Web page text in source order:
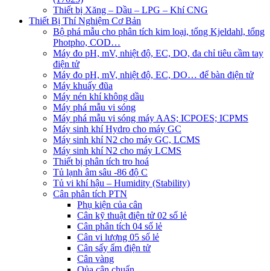
Thiết bị Xăng – Dầu – LPG – Khí CNG
Thiết Bị Thí Nghiệm Cơ Bản
Bộ phá mẫu cho phân tích kim loại, tổng Kjeldahl, tổng
Photpho, COD…
Máy đo pH, mV, nhiệt độ, EC, DO, đa chỉ tiêu cầm tay
điện tử
Máy đo pH, mV, nhiệt độ, EC, DO… để bàn điện tử
Máy khuấy đũa
Máy nén khí không dầu
Máy phá mẫu vi sóng
Máy phá mẫu vi sóng máy AAS; ICPOES; ICPMS
Máy sinh khí Hydro cho máy GC
Máy sinh khí N2 cho máy GC, LCMS
Máy sinh khí N2 cho máy LCMS
Thiết bị phân tích tro hoá
Tủ lạnh âm sâu -86 độ C
Tủ vi khí hậu – Humidity (Stability)
Cân phân tích PTN
Phụ kiện của cân
Cân kỹ thuật điện tử 02 số lẻ
Cân phân tích 04 số lẻ
Cân vi lượng 05 số lẻ
Cân sấy ẩm điện tử
Cân vàng